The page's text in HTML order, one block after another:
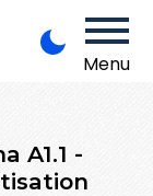
Menu
A1.1 -